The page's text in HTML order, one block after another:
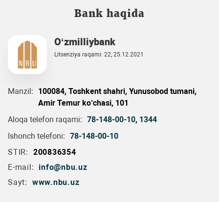
Bank haqida
O‘zmilliybank
Litsenziya raqami: 22, 25.12.2021
Manzil:
100084, Toshkent shahri, Yunusobod tumani,
Amir Temur ko‘chasi, 101
Aloqa telefon raqami: 78-148-00-10, 1344
Ishonch telefoni: 78-148-00-10
STIR:
200836354
E-mail:
info@nbu.uz
Sayt:
www.nbu.uz